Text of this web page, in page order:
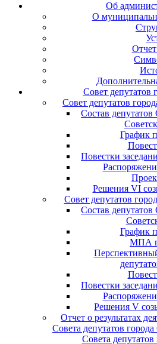
Об
О
Совет депутатов
Совет депутатов
Состав депутатов
График
Повестки
Решения VI
Совет депутатов
Состав депутатов
График
МПА
Повестки
Решения V
Отчет о результатах
Совета депутатов
Совета депутатов